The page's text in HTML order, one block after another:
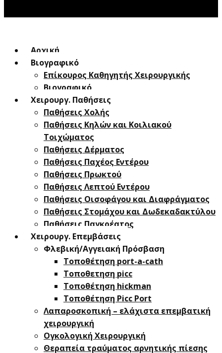
Αρχική
Βιογραφικό
Επίκουρος Καθηγητής Χειρουργικής
Βιογραφικό
Χειρουργ. Παθήσεις
Παθήσεις Χολής
Παθήσεις ​Κηλών και Κοιλιακού
Τοιχώματος
Παθήσεις Δέρματος
Παθήσεις Παχέος Εντέρου
Παθήσεις Πρωκτού
Παθήσεις Λεπτού Εντέρου
Παθήσεις Οισοφάγου και Διαφράγματος
Παθήσεις Στομάχου και Δωδεκαδακτύλου
Παθήσεις Παγκρέατος
Χειρουργ. Επεμβάσεις
Φλεβική/Αγγειακή Πρόσβαση
Τοποθέτηση port-a-cath
Τοποθετηση picc
Τοποθέτηση hickman
Τοποθέτηση Picc Port
Λαπαροσκοπική – ελάχιστα επεμβατική
χειρουργική
Oγκολογική Xειρουργική
Θεραπεία τραύματος αρνητικής πίεσης